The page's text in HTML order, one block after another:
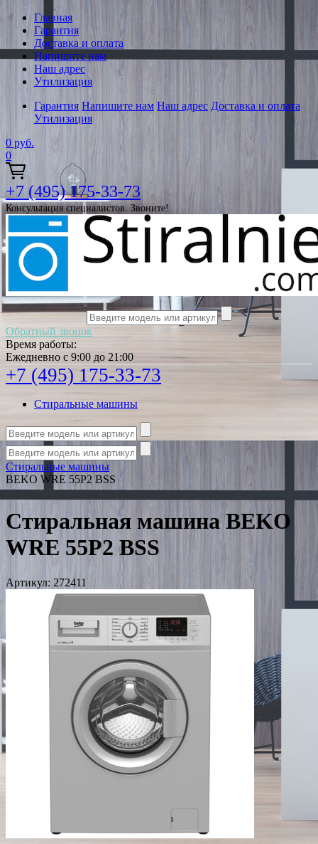
Главная
Гарантия
Доставка и оплата
Напишите нам
Наш адрес
Утилизация
Гарантия Напишите нам Наш адрес Доставка и оплата
Утилизация
0 руб.
0
+7 (495) 175-33-73
Консультация специалистов. Звоните!
Обратный звонок
Время работы:
Ежедневно с 9:00 до 21:00
+7 (495) 175-33-73
Стиральные машины
Стиральные машины
BEKO WRE 55P2 BSS
Стиральная машина BEKO
WRE 55P2 BSS
Артикул: 272411